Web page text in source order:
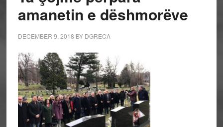
amanetin e dëshmorëve
DECEMBER 9, 2018 BY DGRECA